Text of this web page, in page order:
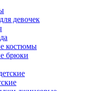
девочек
костюмы
брюки